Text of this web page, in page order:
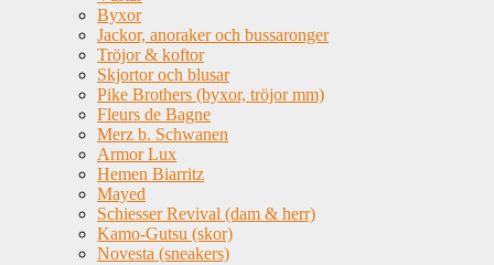
Byxor
Jackor, anoraker och bussaronger
Tröjor & koftor
Skjortor och blusar
Pike Brothers (byxor, tröjor mm)
Fleurs de Bagne
Merz b. Schwanen
Armor Lux
Hemen Biarritz
Mayed
Schiesser Revival (dam & herr)
Kamo-Gutsu (skor)
Novesta (sneakers)